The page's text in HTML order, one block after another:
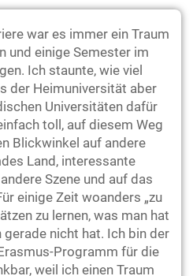
war es immer ein Traum
und einige Semester im
Ich staunte, wie viel
der Heimuniversität aber
Universitäten dafür
toll, auf diesem Weg
Blickwinkel auf andere
Land, interessante
Szene und auf das
einige Zeit woanders „zu
zu lernen, was man hat
gerade nicht hat. Ich bin der
Programm für die
weil ich einen Traum